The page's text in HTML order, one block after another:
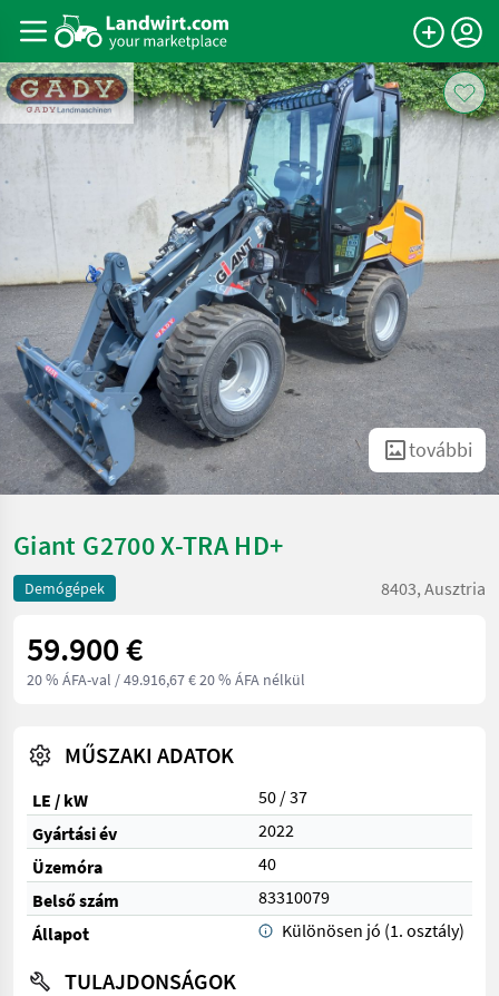
további
Giant G2700 X-TRA HD+
Demógépek 8403, Ausztria
59.900 €
20 % ÁFA-val / 49.916,67 € 20 % ÁFA nélkül
MŰSZAKI ADATOK
LE / kW
50 / 37
Gyártási év
2022
Üzemóra
40
Belső szám
83310079
Állapot
Különösen jó (1. osztály)
TULAJDONSÁGOK